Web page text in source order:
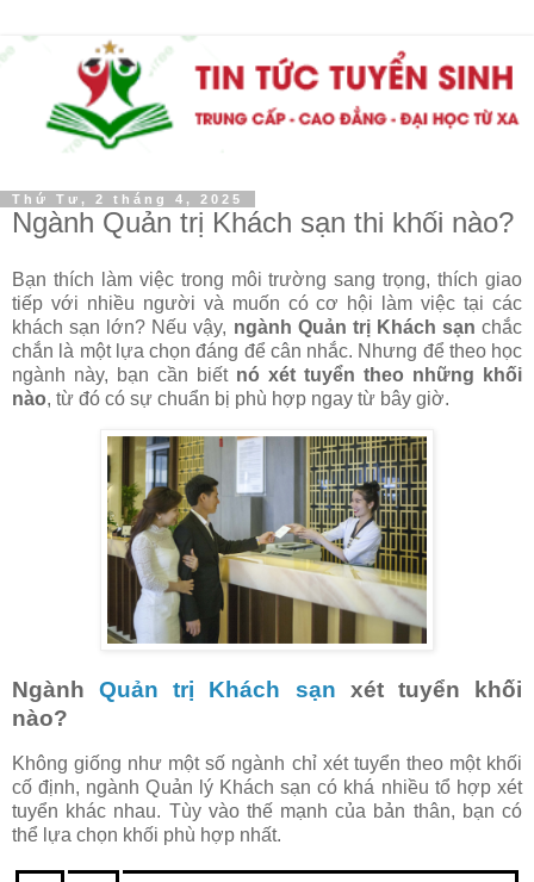
Thứ Tư, 2 tháng 4, 2025
Ngành Quản trị Khách sạn thi khối nào?
Bạn thích làm việc trong môi trường sang trọng, thích giao
tiếp với nhiều người và muốn có cơ hội làm việc tại các
khách sạn lớn? Nếu vậy, ngành Quản trị Khách sạn chắc
chắn là một lựa chọn đáng để cân nhắc. Nhưng để theo học
ngành này, bạn cần biết nó xét tuyển theo những khối
nào, từ đó có sự chuẩn bị phù hợp ngay từ bây giờ.
NgànhQuản trị Khách sạn xét tuyển khối
nào?
Không giống như một số ngành chỉ xét tuyển theo một khối
cố định, ngành Quản lý Khách sạn có khá nhiều tổ hợp xét
tuyển khác nhau. Tùy vào thế mạnh của bản thân, bạn có
thể lựa chọn khối phù hợp nhất.